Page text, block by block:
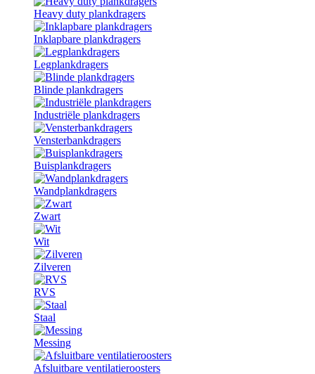
Heavy duty plankdragers
Inklapbare plankdragers
Legplankdragers
Blinde plankdragers
Industriële plankdragers
Vensterbankdragers
Buisplankdragers
Wandplankdragers
Zwart
Wit
Zilveren
RVS
Staal
Messing
Afsluitbare ventilatieroosters